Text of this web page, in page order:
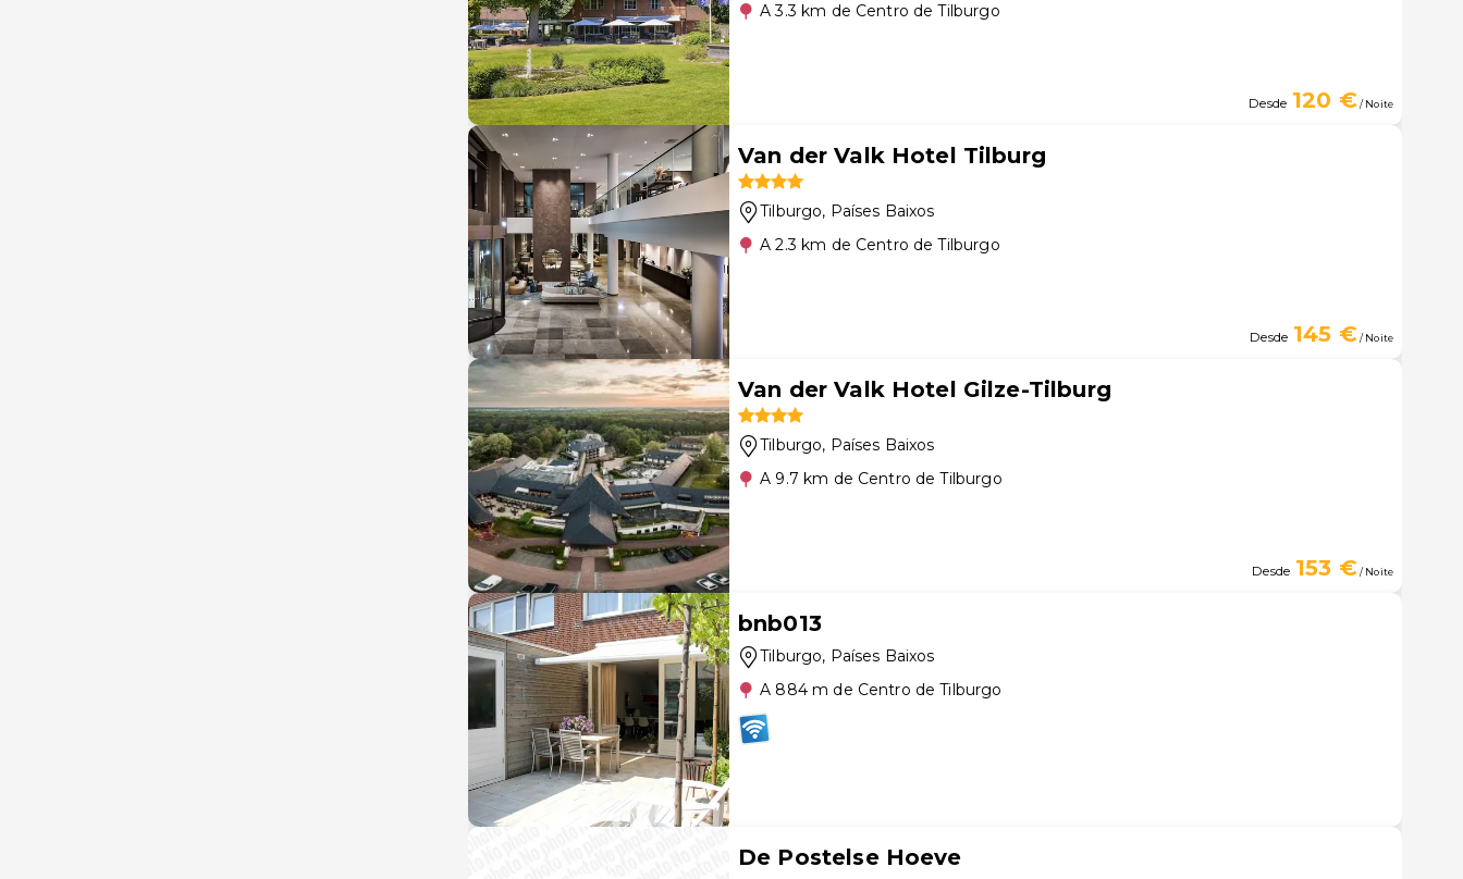
A 3.3 km de Centro de Tilburgo
Desde 120 €/ Noite
Van der Valk Hotel Tilburg
Tilburgo, Países Baixos
A 2.3 km de Centro de Tilburgo
Desde 145 €/ Noite
Van der Valk Hotel Gilze-Tilburg
Tilburgo, Países Baixos
A 9.7 km de Centro de Tilburgo
Desde 153 €/ Noite
bnb013
Tilburgo, Países Baixos
A 884 m de Centro de Tilburgo
De Postelse Hoeve